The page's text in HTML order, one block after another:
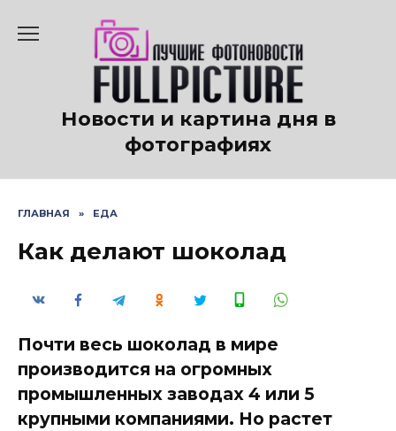
содержанию
Новости и картина дня в
фотографиях
ГЛАВНАЯ » ЕДА
Как делают шоколад
Почти весь шоколад в мире
производится на огромных
промышленных заводах 4 или 5
крупными компаниями. Но растет